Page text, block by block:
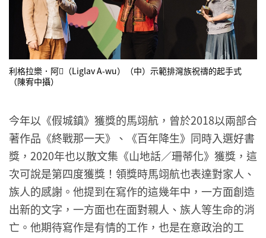
利格拉樂．阿𡠄（Liglav A-wu）（中）示範排灣族祝禱的起手式
（陳宥中攝）
今年以《假城鎮》獲獎的馬翊航，曾於2018以兩部合
著作品《終戰那一天》、《百年降生》同時入選好書
獎，2020年也以散文集《山地話／珊蒂化》獲獎，這
次可說是第四度獲獎！領獎時馬翊航也表達對家人、
族人的感謝。他提到在寫作的這幾年中，一方面創造
出新的文字，一方面也在面對親人、族人等生命的消
亡。他期待寫作是有情的工作，也是在意政治的工